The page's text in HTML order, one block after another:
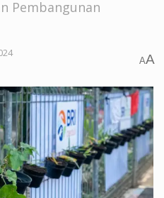
Pembangunan
AA